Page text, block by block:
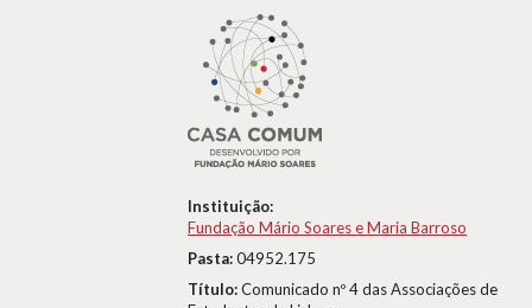
Instituição:
Fundação Mário Soares e Maria Barroso
Pasta:04952.175
Título:Comunicado nº 4 das Associações de